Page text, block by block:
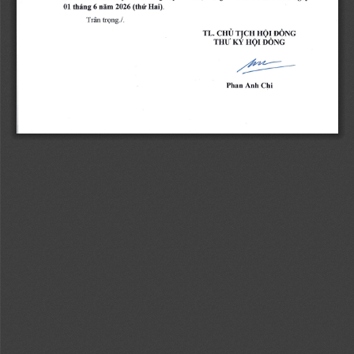
01 tháng 6 näm 2026 (thir Hai).
Trân trQng./.
TL. CHU T!CH HQI BONG
THU KV HQI BONG
Phan Anh Chi